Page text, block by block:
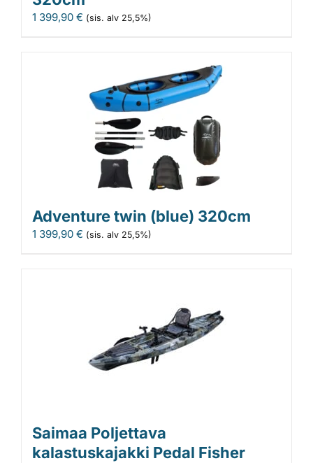
1 399,90 € (sis. alv 25,5%)
Adventure twin (blue) 320cm
1 399,90 € (sis. alv 25,5%)
Saimaa Poljettava
kalastuskajakki Pedal Fisher